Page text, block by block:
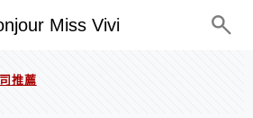
Miss Vivi
推薦